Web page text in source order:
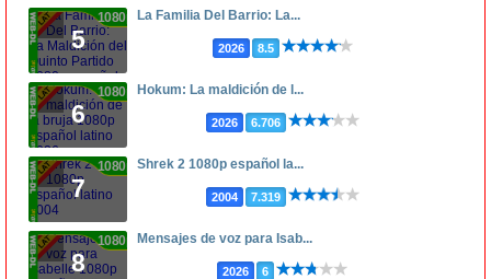
5
1080p La Familia Del Barrio: La...
2026 8.5
6
1080p Hokum: La maldición de l...
2026 6.706
7
1080p Shrek 2 1080p español la...
2004 7.319
8
1080p Mensajes de voz para Isab...
2026 6